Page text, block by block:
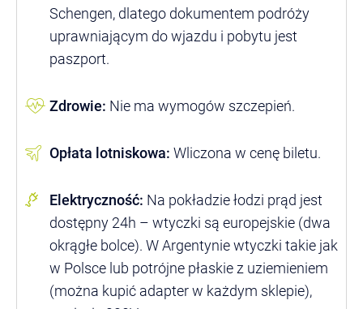
Schengen, dlatego dokumentem podróży
uprawniającym do wjazdu i pobytu jest
paszport.
Zdrowie: Nie ma wymogów szczepień.
Opłata lotniskowa: Wliczona w cenę biletu.
Elektryczność: Na pokładzie łodzi prąd jest
dostępny 24h – wtyczki są europejskie (dwa
okrągłe bolce). W Argentynie wtyczki takie jak
w Polsce lub potrójne płaskie z uziemieniem
(można kupić adapter w każdym sklepie),